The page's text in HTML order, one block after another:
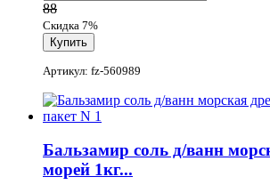
88
Скидка 7%
Артикул: fz-560989
Бальзамир соль д/ванн
морей 1кг...